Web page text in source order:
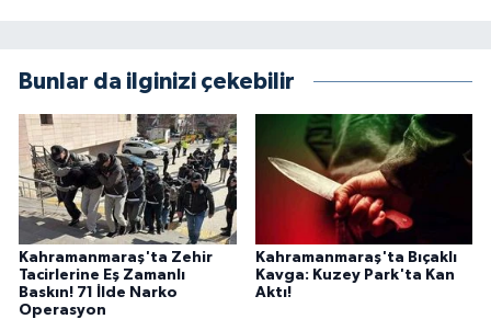
Bunlar da ilginizi çekebilir
Kahramanmaraş'ta Zehir
Tacirlerine Eş Zamanlı
Baskın! 71 İlde Narko
Operasyon
Kahramanmaraş'ta Bıçaklı
Kavga: Kuzey Park'ta Kan
Aktı!
ÇEVRE
BİLİM VE TEKNOLOJİ
YARIŞMALAR
TANITIM
HABERDE İNSAN